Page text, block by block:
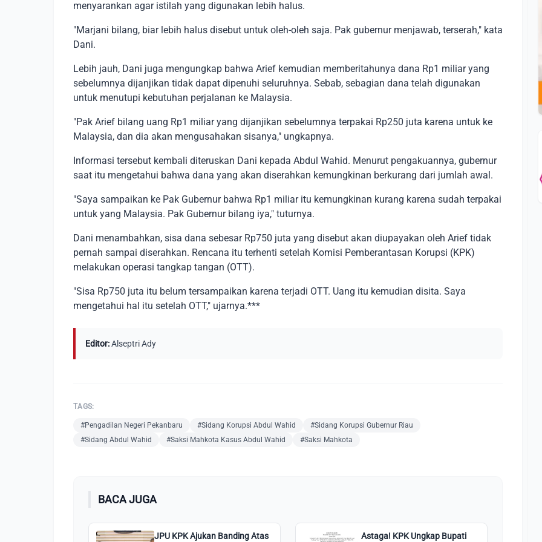
menyarankan agar istilah yang digunakan lebih halus.
"Marjani bilang, biar lebih halus disebut untuk oleh-oleh saja. Pak gubernur menjawab, terserah," kata
Dani.
Lebih jauh, Dani juga mengungkap bahwa Arief kemudian memberitahunya dana Rp1 miliar yang
sebelumnya dijanjikan tidak dapat dipenuhi seluruhnya. Sebab, sebagian dana telah digunakan
untuk menutupi kebutuhan perjalanan ke Malaysia.
"Pak Arief bilang uang Rp1 miliar yang dijanjikan sebelumnya terpakai Rp250 juta karena untuk ke
Malaysia, dan dia akan mengusahakan sisanya," ungkapnya.
Informasi tersebut kembali diteruskan Dani kepada Abdul Wahid. Menurut pengakuannya, gubernur
saat itu mengetahui bahwa dana yang akan diserahkan kemungkinan berkurang dari jumlah awal.
"Saya sampaikan ke Pak Gubernur bahwa Rp1 miliar itu kemungkinan kurang karena sudah terpakai
untuk yang Malaysia. Pak Gubernur bilang iya," tuturnya.
Dani menambahkan, sisa dana sebesar Rp750 juta yang disebut akan diupayakan oleh Arief tidak
pernah sampai diserahkan. Rencana itu terhenti setelah Komisi Pemberantasan Korupsi (KPK)
melakukan operasi tangkap tangan (OTT).
"Sisa Rp750 juta itu belum tersampaikan karena terjadi OTT. Uang itu kemudian disita. Saya
mengetahui hal itu setelah OTT," ujarnya.***
Editor:Alseptri Ady
TAGS:
#Pengadilan Negeri Pekanbaru #Sidang Korupsi Abdul Wahid
#Sidang Korupsi Gubernur Riau
#Sidang Abdul Wahid
#Saksi Mahkota Kasus Abdul Wahid #Saksi Mahkota
BACA JUGA
JPU KPK Ajukan Banding Atas Astaga! KPK Ungkap Bupati